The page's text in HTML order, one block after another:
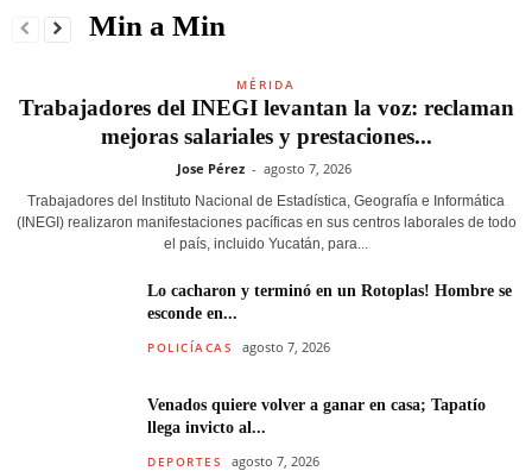
Min a Min
MÉRIDA
Trabajadores del INEGI levantan la voz: reclaman
mejoras salariales y prestaciones...
Jose Pérez - agosto 7, 2026
Trabajadores del Instituto Nacional de Estadística, Geografía e Informática
(INEGI) realizaron manifestaciones pacíficas en sus centros laborales de todo
el país, incluido Yucatán, para...
Lo cacharon y terminó en un Rotoplas! Hombre se
esconde en...
POLICÍACAS agosto 7, 2026
Venados quiere volver a ganar en casa; Tapatío
llega invicto al...
DEPORTES agosto 7, 2026